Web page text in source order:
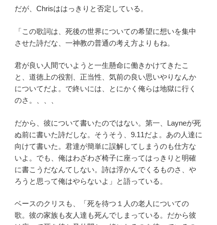
だが、Chrisははっきりと否定している。
「この歌詞は、死後の世界についての希望に想いを集中
させた詩だな、一神教の普通の考え方よりもね。
君が良い人間でいようと一生懸命に働きかけてきたこ
と、道徳上の役割、正当性、気前の良い思いやりなんか
についてだよ。で終いには、とにかく俺らは地獄に行く
のさ。、、、
だから、彼について書いたのではない。第一、Layneが死
ぬ前に書いた詩だしな。そうそう、9.11だよ。あの人達に
向けて書いた。君達が簡単に誤解してしまうのも仕方な
いよ。でも、俺はわざわざ椅子に座ってはっきりと明確
に書こうだなんてしない。詩は浮かんでくるものさ、や
ろうと思って俺はやらないよ」と語っている。
ベースのクリスも、「死を待つ１人の老人についての
歌。彼の家族も友人達も死んでしまっている。だから彼